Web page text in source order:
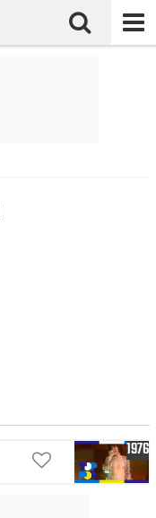
1976